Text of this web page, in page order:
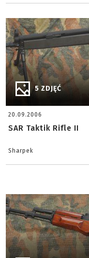
5 ZDJĘĆ
20.09.2006
SAR Taktik Rifle II
Sharpek